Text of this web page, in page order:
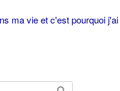
ma vie et c'est pourquoi j'ai